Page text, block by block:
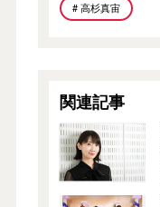
# 高杉真宙
関連記事